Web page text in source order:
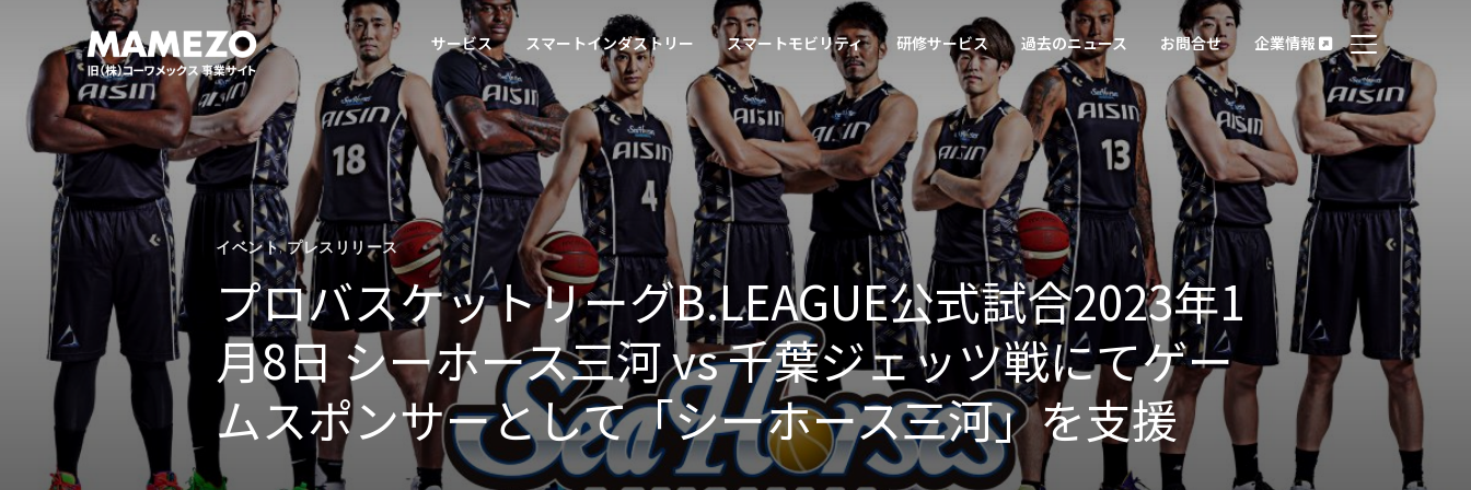
サイドバーと
サービス スマートインダストリー スマートモビリティ 研修サービス 過去のニュース お問合せ 企業情報
イベント,プレスリリース
プロバスケットリーグB.LEAGUE公式試合2023年1
月8日 シーホース三河 vs 千葉ジェッツ戦にてゲー
ムスポンサーとして「シーホース三河」を支援